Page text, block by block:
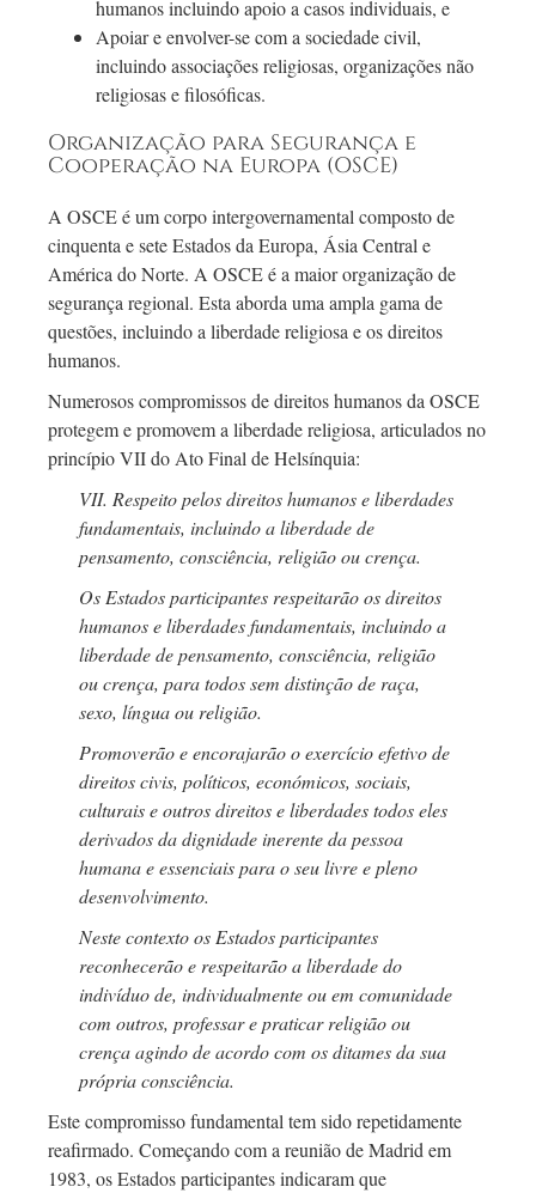
humanos incluindo apoio a casos individuais, e
Apoiar eenvolver-secom a sociedade civil,
incluindo associações religiosas, organizações não
religiosas e filosóficas.
Organização para Segurança e
Cooperação na Europa (OSCE)
A OSCE é um corpo intergovernamental composto de
cinquenta e sete Estados da Europa, Ásia Central e
América do Norte. A OSCE é a maior organização de
segurança regional. Esta aborda uma ampla gama de
questões, incluindo a liberdade religiosa e os direitos
humanos.
Numerosos compromissos de direitos humanos da OSCE
protegem e promovem a liberdade religiosa, articulados no
princípio VII do Ato Final de Helsínquia:
VII. Respeito pelos direitos humanos e liberdades
fundamentais, incluindo a liberdade de
pensamento, consciência, religião ou crença.
Os Estados participantes respeitarão os direitos
humanos e liberdades fundamentais, incluindo a
liberdade de pensamento, consciência, religião
ou crença, para todos sem distinção de raça,
sexo, língua ou religião.
Promoverão e encorajarão o exercício efetivo de
direitos civis, políticos, económicos, sociais,
culturais e outros direitos e liberdades todos eles
derivados da dignidade inerente da pessoa
humana e essenciais para o seu livre e pleno
desenvolvimento.
Neste contexto os Estados participantes
reconhecerão e respeitarão a liberdade do
indivíduo de, individualmente ou em comunidade
com outros, professar e praticar religião ou
crença agindo de acordo com os ditames da sua
própria consciência.
Este compromisso fundamental tem sido repetidamente
reafirmado. Começando com a reunião de Madrid em
1983, os Estados participantes indicaram que